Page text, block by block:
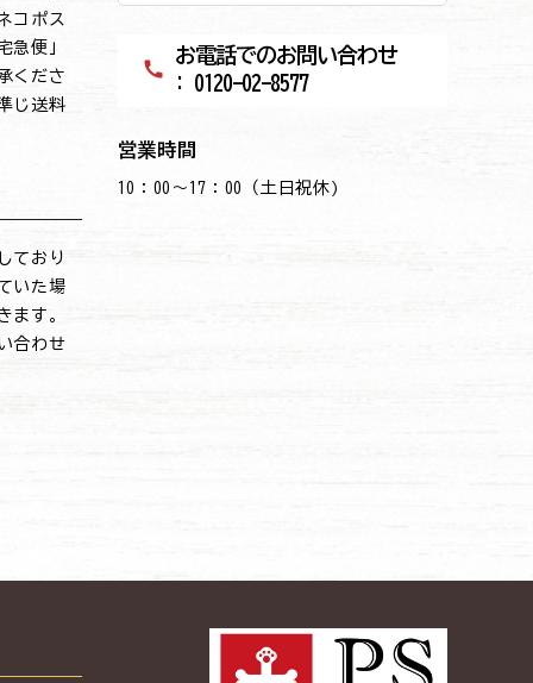
コポス
急便」
くださ
じ送料
ており
いた場
ます。
合わせ
call
お電話でのお問い合わせ
: 0120-02-8577
営業時間
10：00～17：00（土日祝休)